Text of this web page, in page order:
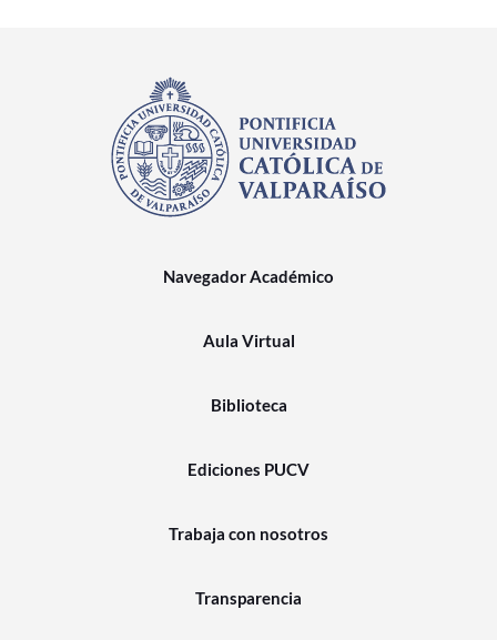
Navegador Académico
Aula Virtual
Biblioteca
Ediciones PUCV
Trabaja con nosotros
Transparencia